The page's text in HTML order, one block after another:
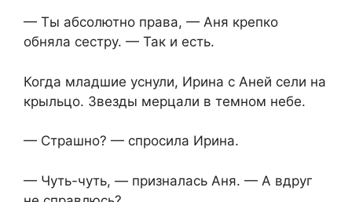
— Ты абсолютно права, — Аня крепко
обняла сестру. — Так и есть.
Когда младшие уснули, Ирина с Аней сели на
крыльцо. Звезды мерцали в темном небе.
— Страшно? — спросила Ирина.
— Чуть-чуть, — призналась Аня. — А вдруг